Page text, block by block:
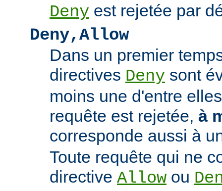
Deny est rejetée par
Deny,Allow
Dans un premier
directives Deny sont
moins une d'entre
requête est rejetée, à
corresponde aussi à
Toute requête qui ne
directive Allow ou